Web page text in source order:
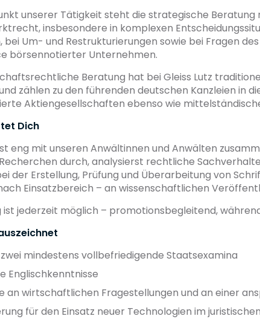
unserer Tätigkeit steht die strategische
insbesondere in komplexen
bei Um- und Restrukturierungen sowie bei Fragen
börsennotierter Unternehmen.
Beratung hat bei Gleiss Lutz
zählen zu den führenden deutschen Kanzleien in
Aktiengesellschaften ebenso wie
Dich
eng mit unseren Anwältinnen und Anwälten
durch, analysierst rechtliche
der Erstellung, Prüfung und Überarbeitung von
Einsatzbereich – an wissenschaftlichen
ist jederzeit möglich – promotionsbegleitend,
mindestens vollbefriedigende Staatsexamina
Englischkenntnisse
an wirtschaftlichen Fragestellungen und an einer
für den Einsatz neuer Technologien im